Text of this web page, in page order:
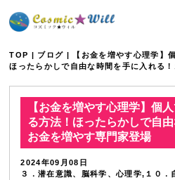
TOP | ブログ | 【お金を増やす心理学】
ほったらかしで自由な時間を手に入れる
【お金を増やす心理学】個
る方法！ほったらかしで自
お金を増やす専門家登場
2024年09月08日
３．潜在意識、脳科学、心理学,１０．